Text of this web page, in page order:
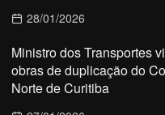
28/01/2026
Ministro dos Transportes
obras de duplicação do
Norte de Curitiba